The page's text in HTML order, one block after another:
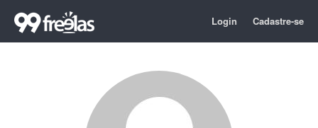
Login Cadastre-se